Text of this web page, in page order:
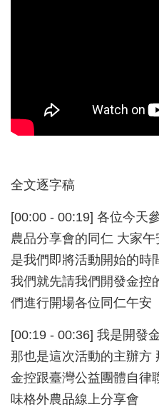
全文逐字稿
[00:00 - 00:19] 各位今天
農品分享會的同仁 大家
是我們即將活動開始的時
我們就先請我們開發金控
們進行開場各位同仁午安
[00:19 - 00:36] 我是開發
那也是這次活動的主辦方
金控跟臺灣公益團體自律
味格外農品線上分享會